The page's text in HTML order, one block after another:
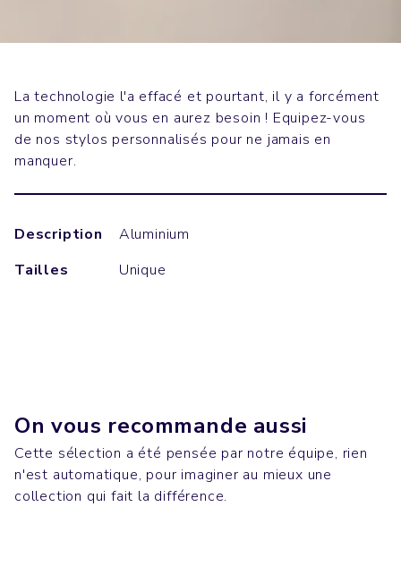
La technologie l'a effacé et pourtant, il y a forcément
un moment où vous en aurez besoin ! Equipez-vous
de nos stylos personnalisés pour ne jamais en
manquer.
Description
Aluminium
Tailles
Unique
On vous recommande aussi
Cette sélection a été pensée par notre équipe, rien
n'est automatique, pour imaginer au mieux une
collection qui fait la différence.
Bureau
MOBB DEEP
Casquettes & Bobs
Bureau